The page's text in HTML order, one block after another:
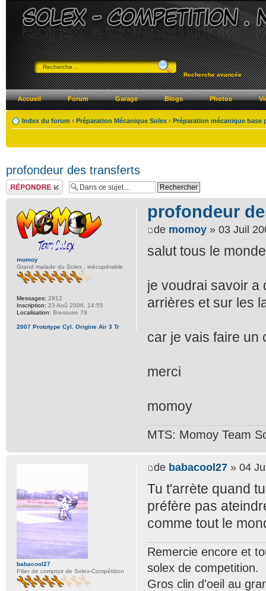
Recherche avancée
Accueil Forum Garage Blogs Photos
Index du forum ‹ Préparation Mécanique Solex ‹ Préparation mécanique base
profondeur des transferts
Répondre
profondeur
de momoy » 03 Juil
salut tous le monde
je voudrai savoir a
arrières et sur les
car je vais faire un
merci
momoy
MTS: Momoy Team
momoy
Grand malade du Solex , irrécupérable
Messages: 2912
Inscription: 23 Aoû 2006, 14:55
Localisation: Bressuire 79
2007 Prototype Cyl. Origine Air 3 Tr
de babacool27 » 04
Tu t'arrète quand
préfère pas
comme tout le
Remercie encore et
solex de competition.
Gros clin d'oeil au
babacool27
Pilier de comptoir de Solex-Compétition